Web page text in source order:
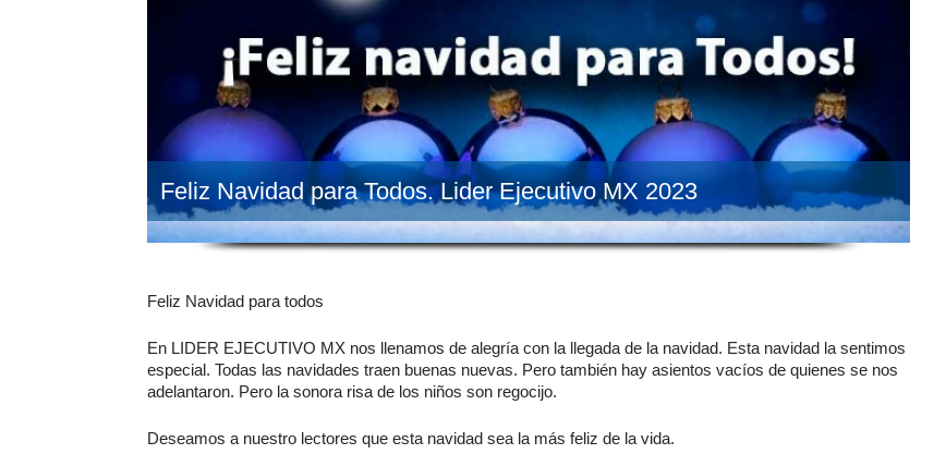
Feliz Navidad para Todos. Lider Ejecutivo MX 2023
Feliz Navidad para todos
En LIDER EJECUTIVO MX nos llenamos de alegría con la llegada de la navidad. Esta navidad la sentimos
especial. Todas las navidades traen buenas nuevas. Pero también hay asientos vacíos de quienes se nos
adelantaron. Pero la sonora risa de los niños son regocijo.
Deseamos a nuestro lectores que esta navidad sea la más feliz de la vida.